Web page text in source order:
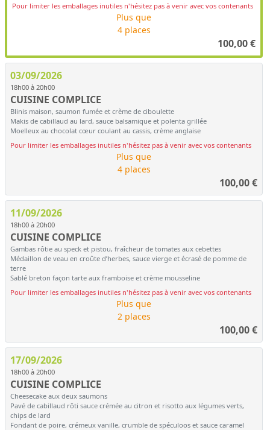
Pour limiter les emballages inutiles n'hésitez pas à venir avec vos contenants
Plus que
4 places
100,00€
03/09/2026
18h00 à 20h00
CUISINE COMPLICE
Blinis maison, saumon fumée et crème de ciboulette
Makis de cabillaud au lard, sauce balsamique et polenta grillée
Moelleux au chocolat cœur coulant au cassis, crème anglaise
Pour limiter les emballages inutiles n'hésitez pas à venir avec vos contenants
Plus que
4 places
100,00€
11/09/2026
18h00 à 20h00
CUISINE COMPLICE
Gambas rôtie au speck et pistou, fraîcheur de tomates aux cebettes
Médaillon de veau en croûte d’herbes, sauce vierge et écrasé de pomme de
terre
Sablé breton façon tarte aux framboise et crème mousseline
Pour limiter les emballages inutiles n'hésitez pas à venir avec vos contenants
Plus que
2 places
100,00€
17/09/2026
18h00 à 20h00
CUISINE COMPLICE
Cheesecake aux deux saumons
Pavé de cabillaud rôti sauce crémée au citron et risotto aux légumes verts,
chips de lard
Fondant de poire, crémeux vanille, crumble de spéculoos et sauce caramel